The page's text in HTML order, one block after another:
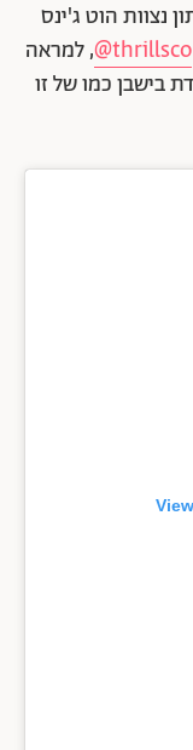
נצוות הוט ג'ינס
thrillsco@
, למראה
בישבן כמו של זו